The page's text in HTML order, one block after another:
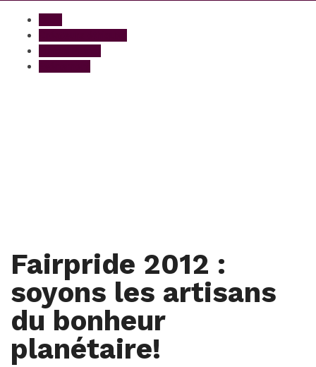
Fairpride 2012 :
soyons les artisans
du bonheur
planétaire!